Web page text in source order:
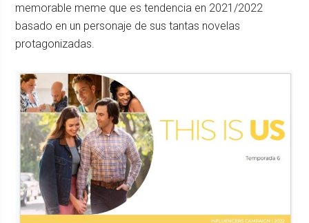
memorable meme que es tendencia en 2021/2022
basado en un personaje de sus tantas novelas
protagonizadas.